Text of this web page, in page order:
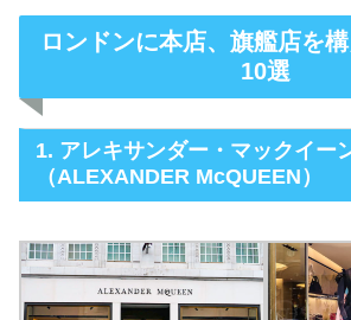
ロンドンに本店、旗艦店を
10選
1. アレキサンダー・マックイー
（ALEXANDER McQUEEN）